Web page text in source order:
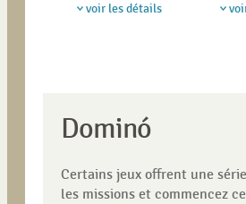
voir les détails
Dominó
Certains jeux offrent une
les missions et commencez